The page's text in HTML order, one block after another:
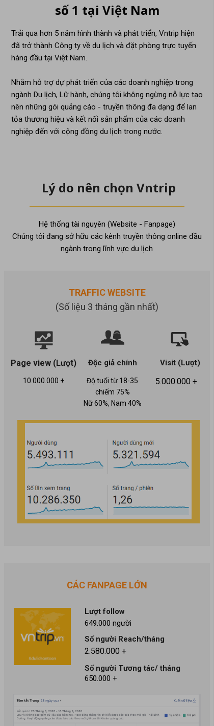
số 1 tại Việt Nam
Trải qua hơn 5 năm hình thành và phát triển, Vntrip hiện
đã trở thành Công ty về du lịch và đặt phòng trực tuyến
hàng đầu tại Việt Nam.
Nhằm hỗ trợ dự phát triển của các doanh nghiệp trong
ngành Du lịch, Lữ hành, chúng tôi không ngừng nỗ lực tạo
nên những gói quảng cáo - truyền thông đa dạng để lan
tỏa thương hiệu và kết nối sản phẩm của các doanh
nghiệp đến với cộng đồng du lịch trong nước.
Hệ thống tài nguyên (Website - Fanpage)
Chúng tôi đang sở hữu các kênh truyền thông online đầu
ngành trong lĩnh vực du lịch
TRAFFIC WEBSITE
(Số liệu 3 tháng gần nhất)
10.000.000 + 5.000.000 +
Độ tuổi từ 18-35
chiếm 75%
Nữ 60%, Nam 40%
Page view (Lượt) Visit (Lượt)
Độc giả chính
CÁC FANPAGE LỚN
Lý do nên chọn Vntrip
Lượt follow
649.000 người
Số người Reach/tháng
2.580.000 +
Số người Tương tác/ tháng
650.000 +